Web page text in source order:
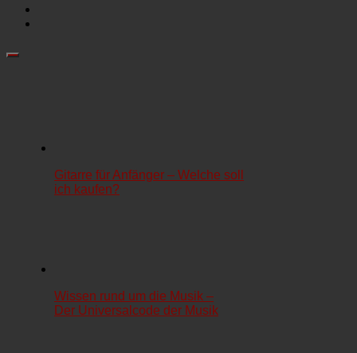
Gitarre für Anfänger – Welche soll
ich kaufen?
Wissen rund um die Musik –
Der Universalcode der Musik